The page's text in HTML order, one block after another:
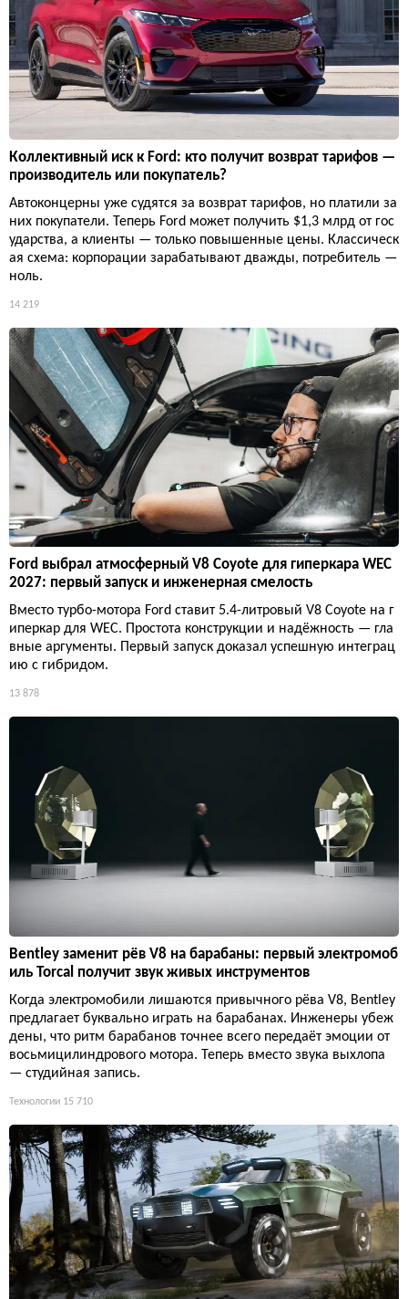
Коллективный иск к Ford: кто получит возврат тарифов —
производитель или покупатель?
Автоконцерны уже судятся за возврат тарифов, но платили за
них покупатели. Теперь Ford может получить $1,3 млрд от гос
ударства, а клиенты — только повышенные цены. Классическ
ая схема: корпорации зарабатывают дважды, потребитель —
ноль.
14 219
Ford выбрал атмосферный V8 Coyote для гиперкара WEC
2027: первый запуск и инженерная смелость
Вместо турбо-мотора Ford ставит 5.4-литровый V8 Coyote на г
иперкар для WEC. Простота конструкции и надёжность — гла
вные аргументы. Первый запуск доказал успешную интеграц
ию с гибридом.
13 878
Bentley заменит рёв V8 на барабаны: первый электромоб
иль Torcal получит звук живых инструментов
Когда электромобили лишаются привычного рёва V8, Bentley
предлагает буквально играть на барабанах. Инженеры убеж
дены, что ритм барабанов точнее всего передаёт эмоции от
восьмицилиндрового мотора. Теперь вместо звука выхлопа
— студийная запись.
Технологии 15 710